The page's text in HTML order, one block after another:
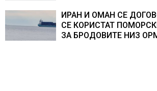
ИРАН И ОМАН СЕ
СЕ КОРИСТАТ
ЗА БРОДОВИТЕ НИЗ